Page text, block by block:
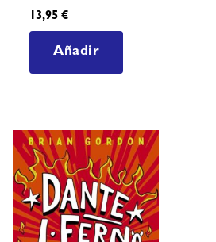
13,95€
Añadir